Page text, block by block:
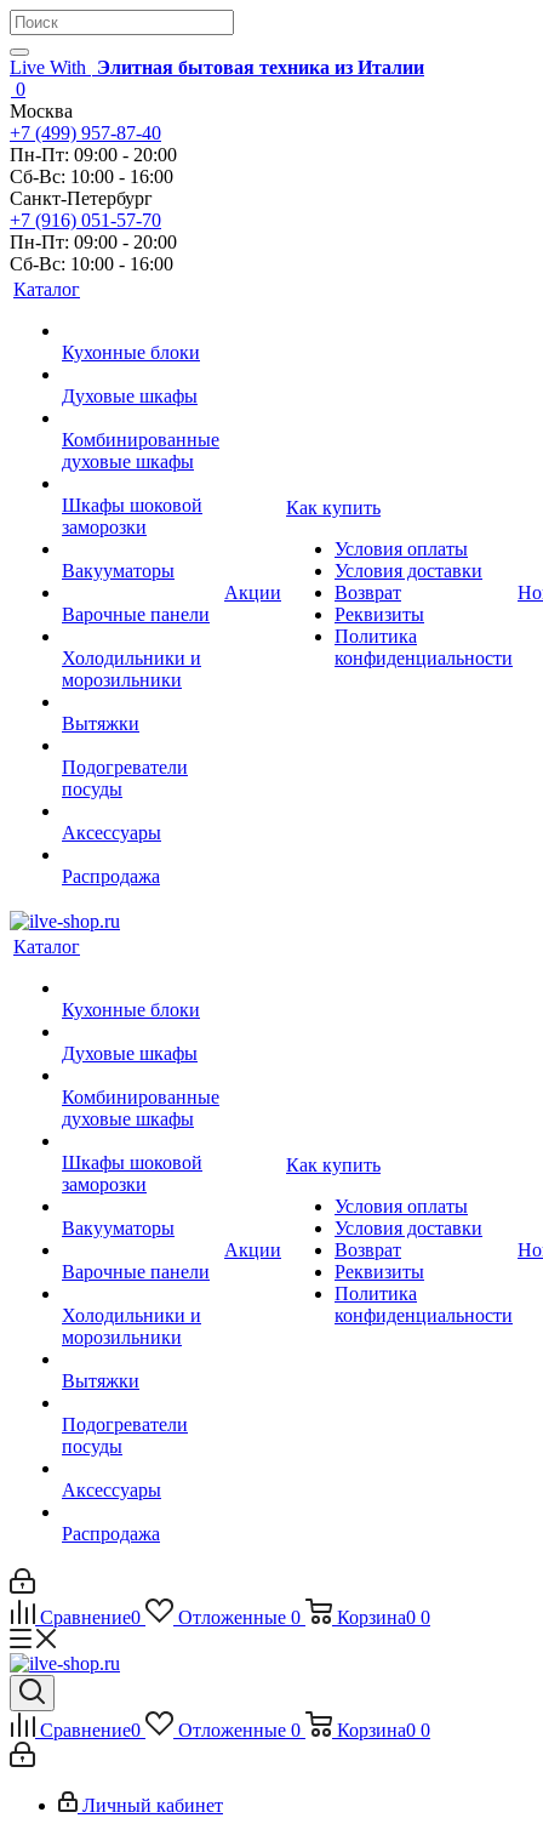
Live With
Элитная бытовая техника из Италии
0
Москва
+7 (499) 957-87-40
Пн-Пт: 09:00 - 20:00
Сб-Вс: 10:00 - 16:00
Санкт-Петербург
+7 (916) 051-57-70
Пн-Пт: 09:00 - 20:00
Сб-Вс: 10:00 - 16:00
Каталог
Кухонные блоки
Духовые шкафы
Комбинированные
духовые шкафы
Шкафы шоковой
заморозки
Вакууматоры
Варочные панели
Холодильники и
морозильники
Вытяжки
Подогреватели
посуды
Аксессуары
Распродажа
Акции
Как купить
Условия оплаты
Условия доставки
Возврат
Реквизиты
Политика
конфиденциальности
Каталог
Кухонные блоки
Духовые шкафы
Комбинированные
духовые шкафы
Шкафы шоковой
заморозки
Вакууматоры
Варочные панели
Холодильники и
морозильники
Вытяжки
Подогреватели
посуды
Аксессуары
Распродажа
Акции
Как купить
Условия оплаты
Условия доставки
Возврат
Реквизиты
Политика
конфиденциальности
Сравнение0 Отложенные 0 Корзина0 0
Сравнение0 Отложенные 0 Корзина0 0
Личный кабинет